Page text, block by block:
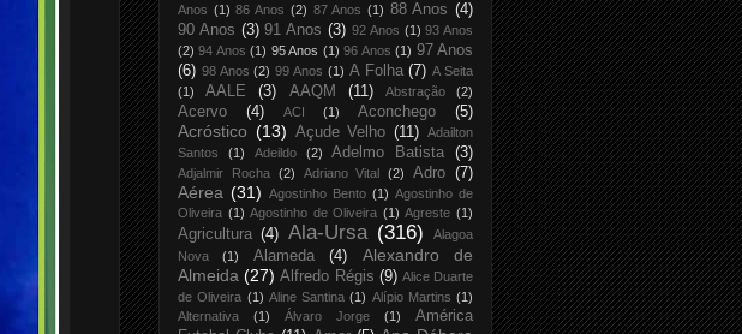
Anos (1) 86 Anos (2) 87 Anos (1) 88 Anos (4)
90 Anos (3) 91 Anos (3) 92 Anos (1) 93 Anos
(2) 94 Anos (1) 95 Anos (1) 96 Anos (1) 97 Anos
(6) 98 Anos (2) 99 Anos (1) A Folha (7) A Seita
(1)
AALE (3) AAQM (11) Abstração (2)
Acervo (4) ACI (1) Aconchego (5)
Acróstico (13) Açude Velho (11) Adailton
Santos
(1) Adeildo (2) Adelmo Batista (3)
Adjalmir Rocha (2) Adriano Vital (2) Adro (7)
Aérea (31) Agostinho Bento (1) Agostinho de
Oliveira (1) Agostinho de Oliveira (1) Agreste (1)
Agricultura (4) Ala-Ursa (316)
Alagoa
Nova
(1) Alameda (4)
Alexandro de
Almeida (27) Alfredo Régis (9) Alice Duarte
de Oliveira (1) Aline Santina (1) Alípio Martins (1)
Alternativa
(1) Álvaro Jorge (1)
América